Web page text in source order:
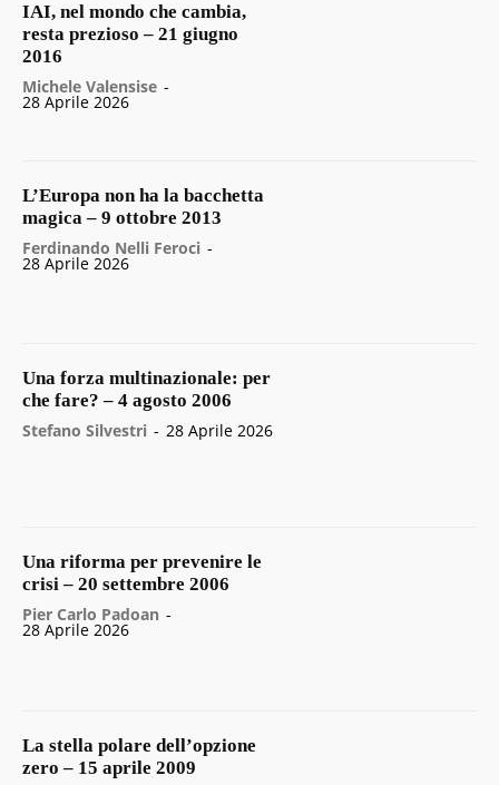
IAI, nel mondo che cambia,
resta prezioso – 21 giugno
2016
Michele Valensise -
28 Aprile 2026
L’Europa non ha la bacchetta
magica – 9 ottobre 2013
Ferdinando Nelli Feroci -
28 Aprile 2026
Una forza multinazionale: per
che fare? – 4 agosto 2006
Stefano Silvestri - 28 Aprile 2026
Una riforma per prevenire le
crisi – 20 settembre 2006
Pier Carlo Padoan -
28 Aprile 2026
La stella polare dell’opzione
zero – 15 aprile 2009